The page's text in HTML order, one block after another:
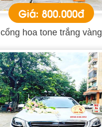
Giá: 800.000đ
cổng hoa tone trắng vàng